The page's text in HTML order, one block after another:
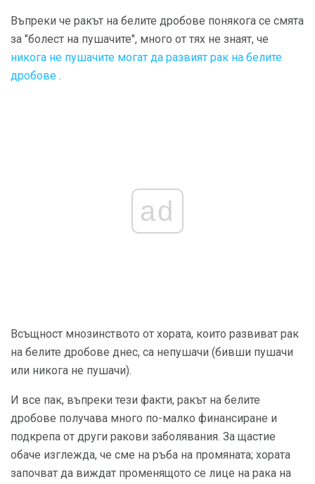
Въпреки че ракът на белите дробове понякога се смята
за "болест на пушачите", много от тях не знаят, че
никога не пушачите могат да развият рак на белите
дробове .
ad
Всъщност мнозинството от хората, които развиват рак
на белите дробове днес, са непушачи (бивши пушачи
или никога не пушачи).
И все пак, въпреки тези факти, ракът на белите
дробове получава много по-малко финансиране и
подкрепа от други ракови заболявания. За щастие
обаче изглежда, че сме на ръба на промяната; хората
започват да виждат променящото се лице на рака на